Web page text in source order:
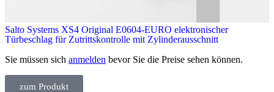
Salto Systems XS4 Original E0604-EURO elektronischer
Türbeschlag für Zutrittskontrolle mit Zylinderausschnitt
Sie müssen sich anmelden bevor Sie die Preise sehen können.
zum Produkt